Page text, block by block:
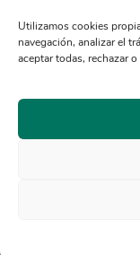
Utilizamos cookies
navegación, analizar el
aceptar todas, rechazar
Razón Social: Libélula